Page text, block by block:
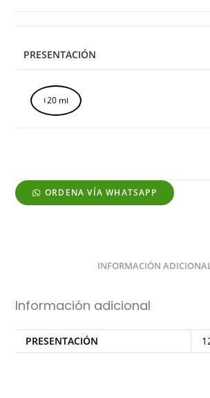
PRESENTACIÓN
120 mL
ORDENA VÍA WHATSAPP
INFORMACIÓN
Información adicional
PRESENTACIÓN